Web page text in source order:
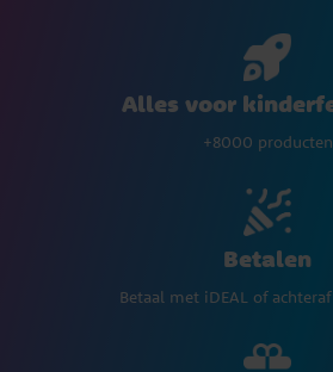
Alles voor
+8000 producten
Betalen
Betaal met iDEAL of